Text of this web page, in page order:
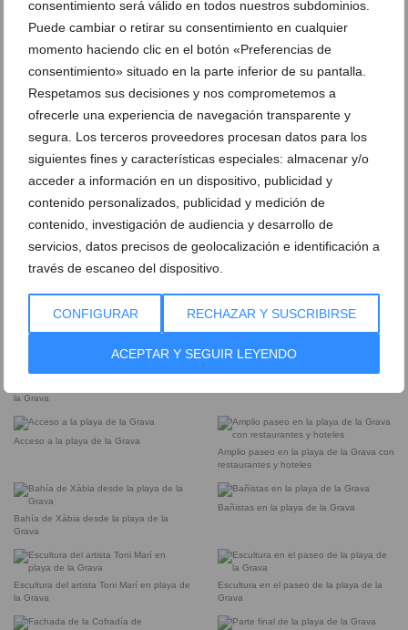
consentimiento será válido en todos nuestros subdominios.
Puede cambiar o retirar su consentimiento en cualquier
momento haciendo clic en el botón «Preferencias de
consentimiento» situado en la parte inferior de su pantalla.
Respetamos sus decisiones y nos comprometemos a
ofrecerle una experiencia de navegación transparente y
segura. Los terceros proveedores procesan datos para los
siguientes fines y características especiales: almacenar y/o
acceder a información en un dispositivo, publicidad y
contenido personalizados, publicidad y medición de
contenido, investigación de audiencia y desarrollo de
servicios, datos precisos de geolocalización e identificación a
través de escaneo del dispositivo.
CONFIGURAR RECHAZAR Y SUSCRIBIRSE
ACEPTAR Y SEGUIR LEYENDO
La bandera azul certifica la calidad de
agua de esta playa
Panorámica de las vistas de la bahia de
Xàbia desde la playa de la Grava
Practicando remo y paddle surf en aguas
de la playa de la Grava
Nadadores en aguas de la playa de la
Grava
Travesía a Nado en Xàbia
Edificio de la Cofradía de Pescadores
Representantes de las fiestas de Moros y
Cristianos de 2019
Bar la Cantina de Jávea Paella de marisco con vistas al mar
Bucear en aguas de Xàbia
Playa de la Grava desde la zona del
Puerto
la Grava
Playa de la Grava
Acceso a la playa de la Grava
Amplio paseo en la playa de la Grava con
restaurantes y hoteles
Bahía de Xàbia desde la playa de la
Grava
Bañistas en la playa de la Grava
Escultura del artista Toni Marí en playa de
la Grava
Escultura en el paseo de la playa de la
Grava